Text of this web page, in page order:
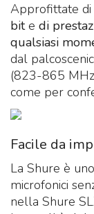
Approfittate di
bit e di
qualsiasi
dal
(823-865
come per
Facile da
La Shure è
microfonici
nella Shure